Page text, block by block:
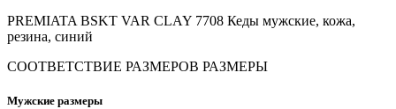
PREMIATA BSKT VAR CLAY 7708 Кеды мужские, кожа,
резина, синий
СООТВЕТСТВИЕ РАЗМЕРОВ РАЗМЕРЫ
Мужские размеры